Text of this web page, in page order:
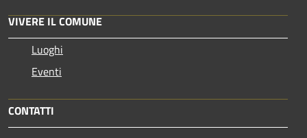
VIVERE IL COMUNE
Luoghi
Eventi
CONTATTI